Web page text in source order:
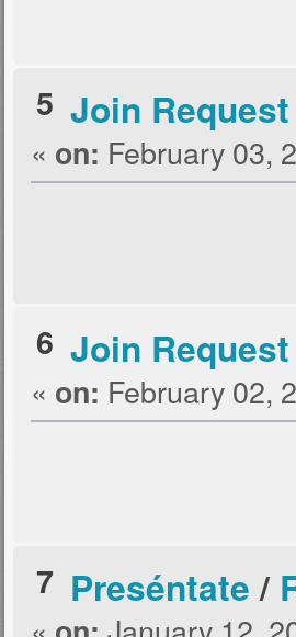
5 Join Request
« on: February 03,
6 Join Request
« on: February 02,
7 Preséntate/